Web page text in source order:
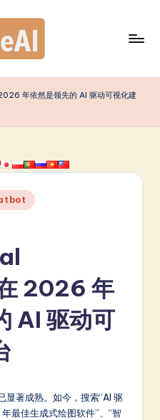
年依然是领先的 AI 驱动可视化建
2026 年
AI 驱动可
显著成熟。如今，搜索“AI 驱
最佳生成式绘图软件”、“智